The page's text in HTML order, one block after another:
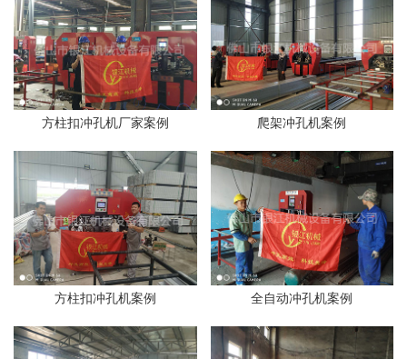
方柱扣冲孔机厂家案例 爬架冲孔机案例
方柱扣冲孔机案例 全自动冲孔机案例